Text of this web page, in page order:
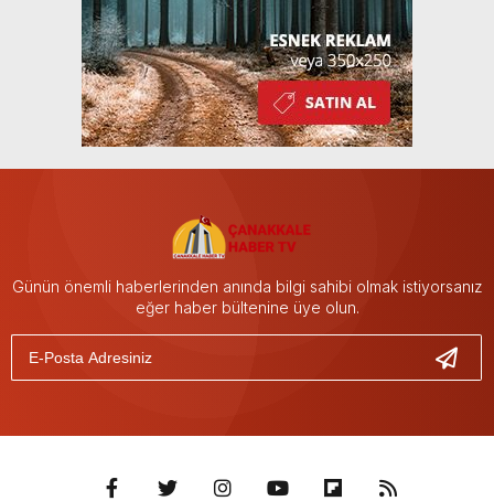
Günün önemli haberlerinden anında bilgi sahibi olmak istiyorsanız
eğer haber bültenine üye olun.